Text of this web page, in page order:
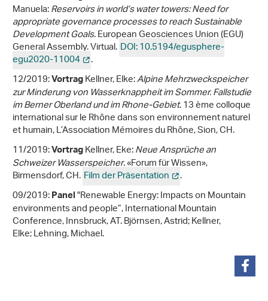
Manuela:Reservoirs in world’s water towers: Need for
appropriate governance processes to reach Sustainable
Development Goals. European Geosciences Union (EGU)
General Assembly. Virtual.DOI: 10.5194/egusphere-
egu2020-11004
.
12/2019:VortragKellner, Elke:Alpine Mehrzweckspeicher
zur Minderung von Wasserknappheit im Sommer.Fallstudie
im Berner Oberland und im Rhone-Gebiet. 13 ème colloque
international sur le Rhône dans son environnement naturel
et humain, L’Association Mémoires du Rhône, Sion, CH.
11/2019:VortragKellner, Eke:Neue Ansprüche an
Schweizer Wasserspeicher. «Forum für Wissen»,
Birmensdorf, CH.Film der Präsentation
.
09/2019:Panel"Renewable Energy: Impacts on Mountain
environments and people”, International Mountain
Conference, Innsbruck, AT. Björnsen, Astrid; Kellner,
Elke; Lehning, Michael.